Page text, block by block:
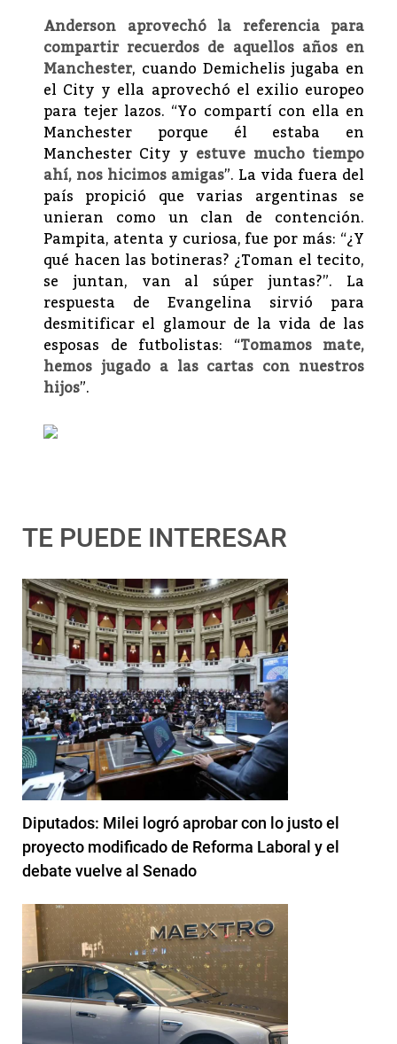
Anderson aprovechó la referencia para
compartir recuerdos de aquellos años en
Manchester, cuando Demichelis jugaba en
el City y ella aprovechó el exilio europeo
para tejer lazos. “Yo compartí con ella en
Manchester porque él estaba en
Manchester City y estuve mucho tiempo
ahí, nos hicimos amigas”. La vida fuera del
país propició que varias argentinas se
unieran como un clan de contención.
Pampita, atenta y curiosa, fue por más: “¿Y
qué hacen las botineras? ¿Toman el tecito,
se juntan, van al súper juntas?”. La
respuesta de Evangelina sirvió para
desmitificar el glamour de la vida de las
esposas de futbolistas: “Tomamos mate,
hemos jugado a las cartas con nuestros
hijos”.
TE PUEDE INTERESAR
Diputados: Milei logró aprobar con lo justo el
proyecto modificado de Reforma Laboral y el
debate vuelve al Senado